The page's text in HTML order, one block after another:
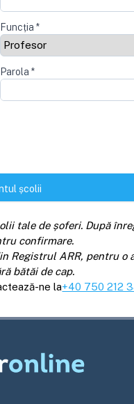
Funcția *
Parola *
școlii
tale de șoferi. După
confirmare.
Registrul ARR, pentru o
bătăi de cap.
ne la+40 750 212